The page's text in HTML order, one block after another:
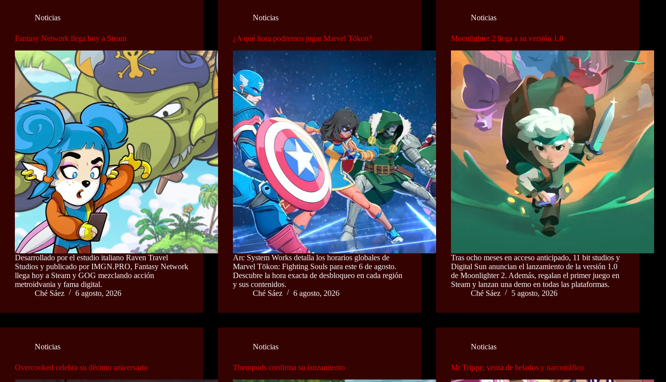
Noticias
Fantasy Network llega hoy a Steam
Desarrollado por el estudio italiano Raven Travel
Studios y publicado por IMGN.PRO, Fantasy Network
llega hoy a Steam y GOG mezclando acción
metroidvania y fama digital.
Ché Sáez
6 agosto, 2026
Noticias
¿A qué hora podremos jugar Marvel Tōkon?
Arc System Works detalla los horarios globales de
Marvel Tōkon: Fighting Souls para este 6 de agosto.
Descubre la hora exacta de desbloqueo en cada región
y sus contenidos.
Ché Sáez
6 agosto, 2026
Noticias
Moonlighter 2 llega a su versión 1.0
Tras ocho meses en acceso anticipado, 11 bit studios y
Digital Sun anuncian el lanzamiento de la versión 1.0
de Moonlighter 2. Además, regalan el primer juego en
Steam y lanzan una demo en todas las plataformas.
Ché Sáez
5 agosto, 2026
Noticias
Overcooked celebra su décimo aniversario
Noticias
Theropods confirma su lanzamiento
Noticias
Mr Trippy, venta de helados y narcotráfico